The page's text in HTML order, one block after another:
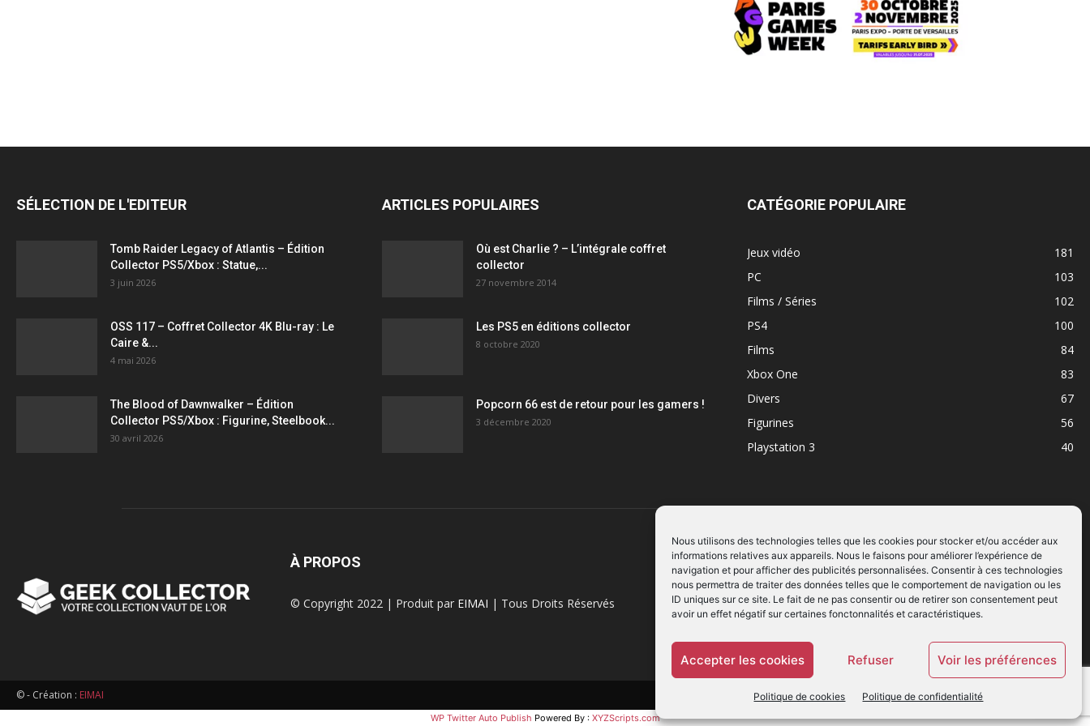
Nous utilisons des technologies telles que les cookies pour stocker et/ou accéder aux
informations relatives aux appareils. Nous le faisons pour améliorer l’expérience de
navigation et pour afficher des publicités personnalisées. Consentir à ces technologies
nous permettra de traiter des données telles que le comportement de navigation ou les
ID uniques sur ce site. Le fait de ne pas consentir ou de retirer son consentement peut
avoir un effet négatif sur certaines fonctonnalités et caractéristiques.
Accepter les cookies Refuser Voir les préférences
Politique de cookies Politique de confidentialité
statuettes
SÉLECTION DE L'EDITEUR
Tomb Raider Legacy of Atlantis – Édition
Collector PS5/Xbox : Statue,...
3 juin 2026
OSS 117 – Coffret Collector 4K Blu-ray : Le
Caire &...
4 mai 2026
The Blood of Dawnwalker – Édition
Collector PS5/Xbox : Figurine, Steelbook...
30 avril 2026
ARTICLES POPULAIRES
Où est Charlie ? – L’intégrale coffret
collector
27 novembre 2014
Les PS5 en éditions collector
8 octobre 2020
Popcorn 66 est de retour pour les gamers !
3 décembre 2020
CATÉGORIE POPULAIRE
Jeux vidéo
181
PC
103
Films / Séries
102
PS4
100
Films
84
Xbox One
83
Divers
67
Figurines
56
Playstation 3
40
À PROPOS
© Copyright 2022 | Produit par EIMAI | Tous Droits Réservés
SUIVEZ NOUS
© - Création : EIMAI
WP Twitter Auto Publish Powered By : XYZScripts.com